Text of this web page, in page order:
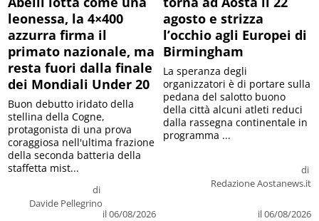
leonessa, la 4×400
azzurra firma il
primato nazionale, ma
resta fuori dalla finale
dei Mondiali Under 20
di
Davide Pellegrino
il 06/08/2026
Buon debutto iridato della
stellina della Cogne,
protagonista di una prova
coraggiosa nell'ultima frazione
della seconda batteria della
staffetta mist...
agosto e strizza
l’occhio agli Europei di
Birmingham
di
Redazione Aostanews.it
il 06/08/2026
La speranza degli
organizzatori è di portare sulla
pedana del salotto buono
della città alcuni atleti reduci
dalla rassegna continentale in
programma ...